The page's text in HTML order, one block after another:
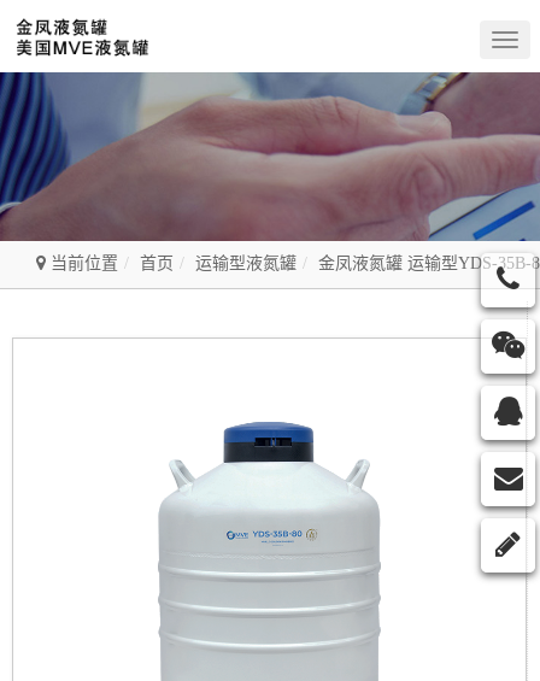
当前位置 首页 运输型液氮罐 金凤液氮罐 运输型YDS-35B-